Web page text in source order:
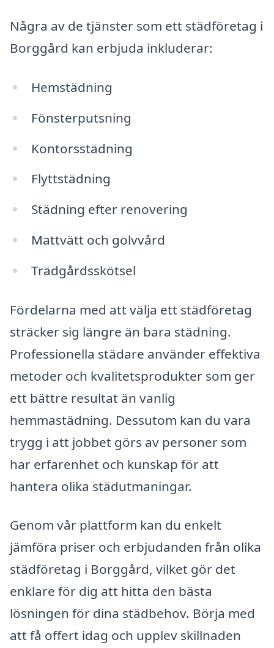
Några av de tjänster som ett städföretag i
Borggård kan erbjuda inkluderar:
Hemstädning
Fönsterputsning
Kontorsstädning
Flyttstädning
Städning efter renovering
Mattvätt och golvvård
Trädgårdsskötsel
Fördelarna med att välja ett städföretag
sträcker sig längre än bara städning.
Professionella städare använder effektiva
metoder och kvalitetsprodukter som ger
ett bättre resultat än vanlig
hemmastädning. Dessutom kan du vara
trygg i att jobbet görs av personer som
har erfarenhet och kunskap för att
hantera olika städutmaningar.
Genom vår plattform kan du enkelt
jämföra priser och erbjudanden från olika
städföretag i Borggård, vilket gör det
enklare för dig att hitta den bästa
lösningen för dina städbehov. Börja med
att få offert idag och upplev skillnaden